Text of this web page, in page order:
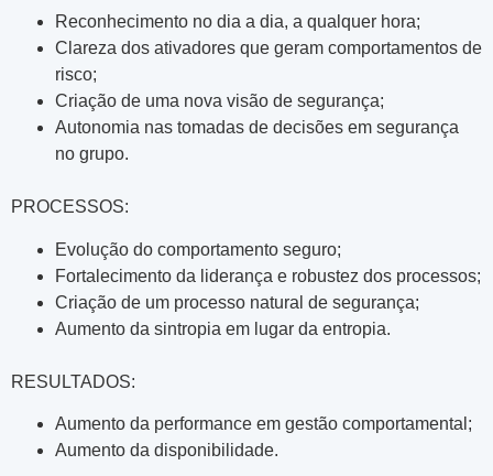
Reconhecimento no dia a dia, a qualquer hora;
Clareza dos ativadores que geram comportamentos de
risco;
Criação de uma nova visão de segurança;
Autonomia nas tomadas de decisões em segurança
no grupo.
PROCESSOS:
Evolução do comportamento seguro;
Fortalecimento da liderança e robustez dos processos;
Criação de um processo natural de segurança;
Aumento da sintropia em lugar da entropia.
RESULTADOS:
Aumento da performance em gestão comportamental;
Aumento da disponibilidade.